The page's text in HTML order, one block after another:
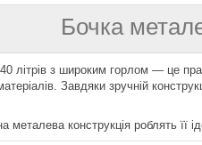
Бочка
літрів з широким горлом — це
Завдяки зручній
металева конструкція роблять